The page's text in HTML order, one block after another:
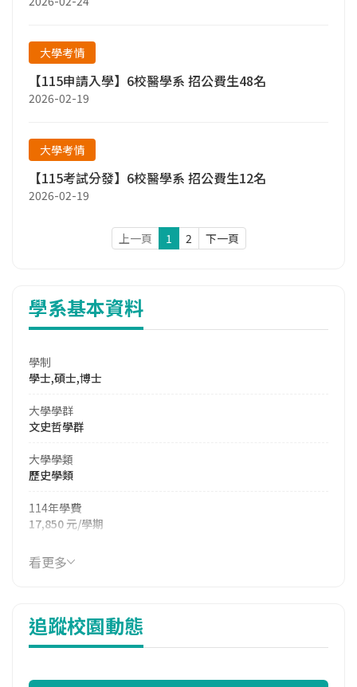
大學考情
【115申請入學】6校醫學系 招公費生48名
2026-02-19
大學考情
【115考試分發】6校醫學系 招公費生12名
2026-02-19
上一頁 1 2 下一頁
學系基本資料
學制
學士,碩士,博士
大學學群
文史哲學群
大學學類
歷史學類
114年學費
17,850 元/學期
114年雜費
7,380 元/學期
100.00%
校際選課人數
看更多
追蹤校園動態